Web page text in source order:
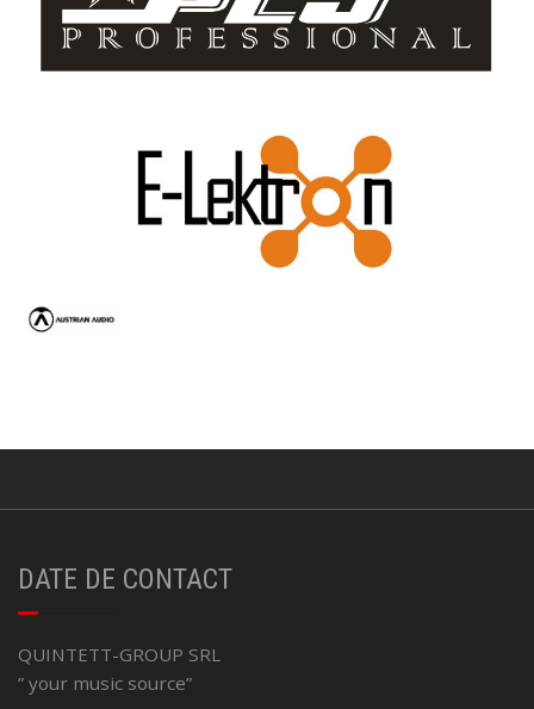
DATE DE CONTACT
QUINTETT-GROUP SRL
” your music source”